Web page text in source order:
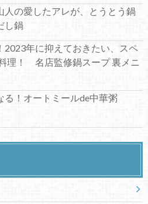
人の愛したアレが、とうとう鍋
し鍋
2023年に抑えておきたい、スペ
理！ 名店監修鍋スープ 裏メニ
る！オートミールde中華粥